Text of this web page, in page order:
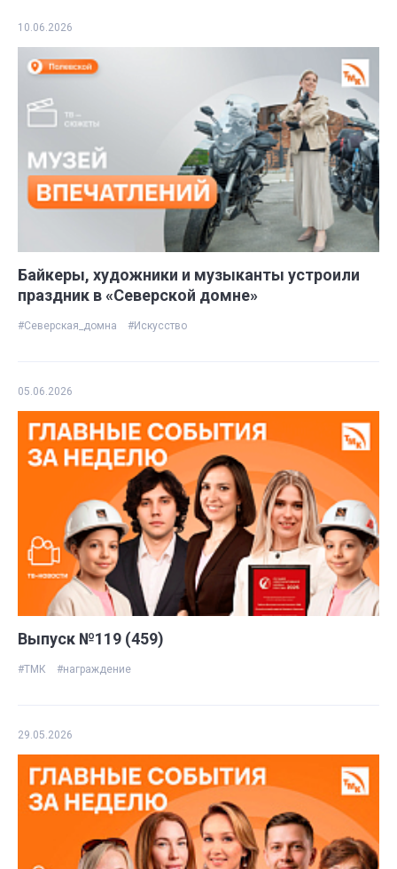
10.06.2026
Байкеры, художники и музыканты устроили
праздник в «Северской домне»
#Северская_домна #Искусство
05.06.2026
Выпуск №119 (459)
#ТМК #награждение
29.05.2026